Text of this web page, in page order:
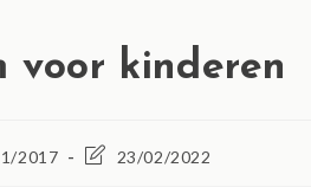
voor kinderen
2017 23/02/2022